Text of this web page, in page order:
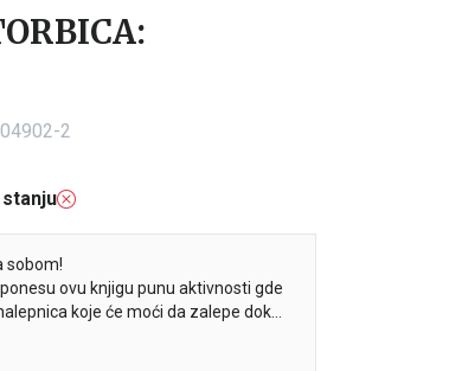
2
sobom!
ovu knjigu punu aktivnosti gde
koje će moći da zalepe dok
kao što su spajanje tačkica, crtanje